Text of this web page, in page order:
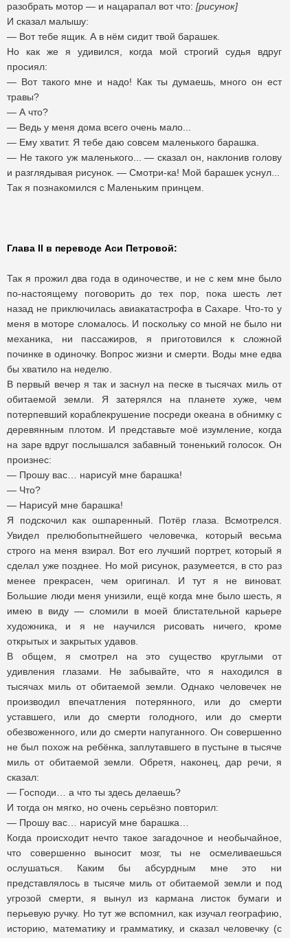
разобрать мотор — и нацарапал вот что: [рисунок]
И сказал малышу:
— Вот тебе ящик. А в нём сидит твой барашек.
Но как же я удивился, когда мой строгий судья вдруг
просиял:
— Вот такого мне и надо! Как ты думаешь, много он ест
травы?
— А что?
— Ведь у меня дома всего очень мало...
— Ему хватит. Я тебе даю совсем маленького барашка.
— Не такого уж маленького... — сказал он, наклонив голову
и разглядывая рисунок. — Смотри-ка! Мой барашек уснул...
Так я познакомился с Маленьким принцем.
Глава II в переводе Аси Петровой:
Так я прожил два года в одиночестве, и не с кем мне было
по-настоящему поговорить до тех пор, пока шесть лет
назад не приключилась авиакатастрофа в Сахаре. Что-то у
меня в моторе сломалось. И поскольку со мной не было ни
механика, ни пассажиров, я приготовился к сложной
починке в одиночку. Вопрос жизни и смерти. Воды мне едва
бы хватило на неделю.
В первый вечер я так и заснул на песке в тысячах миль от
обитаемой земли. Я затерялся на планете хуже, чем
потерпевший кораблекрушение посреди океана в обнимку с
деревянным плотом. И представьте моё изумление, когда
на заре вдруг послышался забавный тоненький голосок. Он
произнес:
— Прошу вас… нарисуй мне барашка!
— Что?
— Нарисуй мне барашка!
Я подскочил как ошпаренный. Потёр глаза. Всмотрелся.
Увидел прелюбопытнейшего человечка, который весьма
строго на меня взирал. Вот его лучший портрет, который я
сделал уже позднее. Но мой рисунок, разумеется, в сто раз
менее прекрасен, чем оригинал. И тут я не виноват.
Большие люди меня унизили, ещё когда мне было шесть, я
имею в виду — сломили в моей блистательной карьере
художника, и я не научился рисовать ничего, кроме
открытых и закрытых удавов.
В общем, я смотрел на это существо круглыми от
удивления глазами. Не забывайте, что я находился в
тысячах миль от обитаемой земли. Однако человечек не
производил впечатления потерянного, или до смерти
уставшего, или до смерти голодного, или до смерти
обезвоженного, или до смерти напуганного. Он совершенно
не был похож на ребёнка, заплутавшего в пустыне в тысяче
миль от обитаемой земли. Обретя, наконец, дар речи, я
сказал:
— Господи… а что ты здесь делаешь?
И тогда он мягко, но очень серьёзно повторил:
— Прошу вас… нарисуй мне барашка…
Когда происходит нечто такое загадочное и необычайное,
что совершенно выносит мозг, ты не осмеливаешься
ослушаться. Каким бы абсурдным мне это ни
представлялось в тысяче миль от обитаемой земли и под
угрозой смерти, я вынул из кармана листок бумаги и
перьевую ручку. Но тут же вспомнил, как изучал географию,
историю, математику и грамматику, и сказал человечку (с